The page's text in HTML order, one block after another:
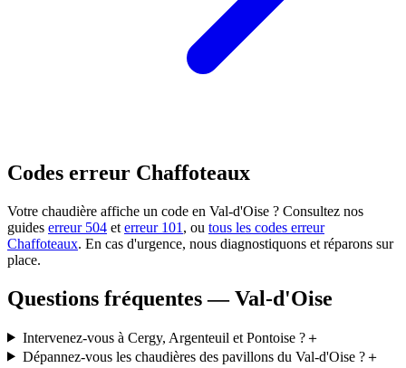
Codes erreur Chaffoteaux
Votre chaudière affiche un code en Val-d'Oise ? Consultez nos
guides erreur 504 et erreur 101 , ou tous les codes erreur
Chaffoteaux. En cas d'urgence, nous diagnostiquons et réparons sur
place.
Questions fréquentes — Val-d'Oise
Intervenez-vous à Cergy, Argenteuil et Pontoise ?＋
Dépannez-vous les chaudières des pavillons du Val-d'Oise ?＋